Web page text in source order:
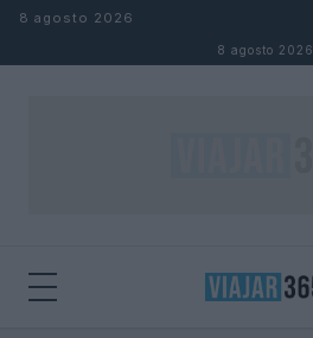
Saltar al contenido
8 agosto 2026
8 agosto 2026